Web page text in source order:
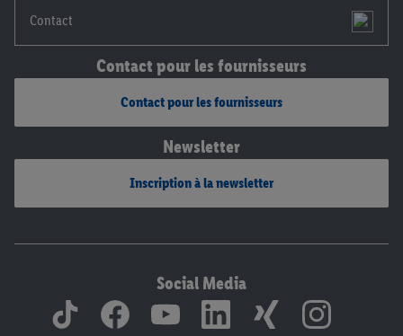
Contact
Contact pour les fournisseurs
Contact pour les fournisseurs
Newsletter
Inscription à la newsletter
Social Media